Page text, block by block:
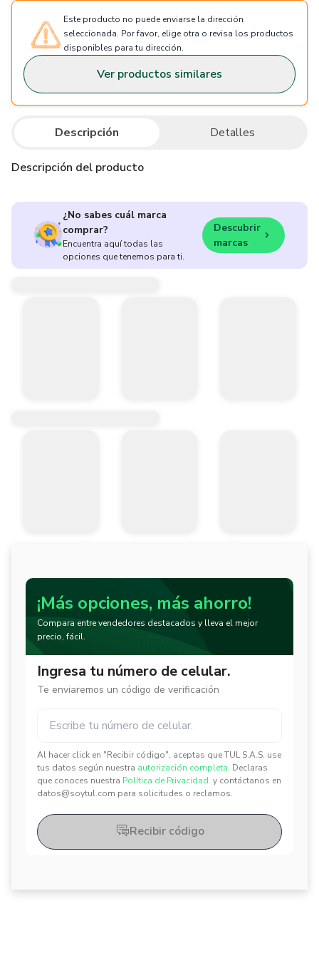
Este producto no puede enviarse la dirección
seleccionada. Por favor, elige otra o revisa los productos
disponibles para tu dirección.
Ver productos similares
Descripción Detalles
Descripción del producto
¿No sabes cuál marca
comprar?
Encuentra aquí todas las
opciones que tenemos para ti.
Descubrir
marcas
¡Más opciones, más ahorro!
Compara entre vendedores destacados y lleva el mejor
precio, fácil.
Ingresa tu número de celular.
Te enviaremos un código de verificación
Al hacer click en "Recibir código", aceptas que TUL S.A.S. use
tus datos según nuestra autorización completa. Declaras
que conoces nuestra Política de Privacidad. y contáctanos en
datos@soytul.com para solicitudes o reclamos.
✕
✕
Recibir código